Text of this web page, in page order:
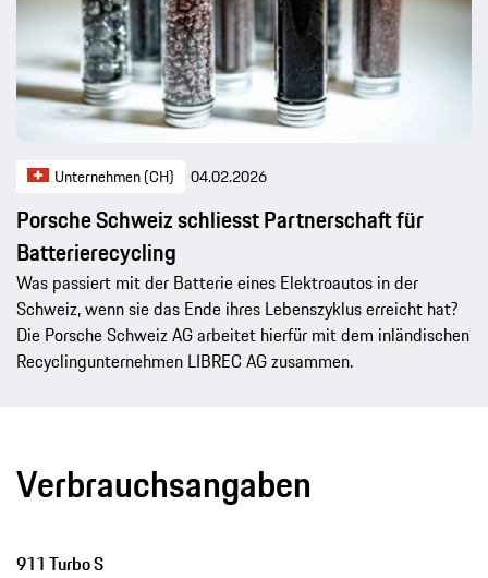
Unternehmen (CH) 04.02.2026
Porsche Schweiz schliesst Partnerschaft für
Batterierecycling
Was passiert mit der Batterie eines Elektroautos in der
Schweiz, wenn sie das Ende ihres Lebenszyklus erreicht hat?
Die Porsche Schweiz AG arbeitet hierfür mit dem inländischen
Recyclingunternehmen LIBREC AG zusammen.
Verbrauchsangaben
911 Turbo S